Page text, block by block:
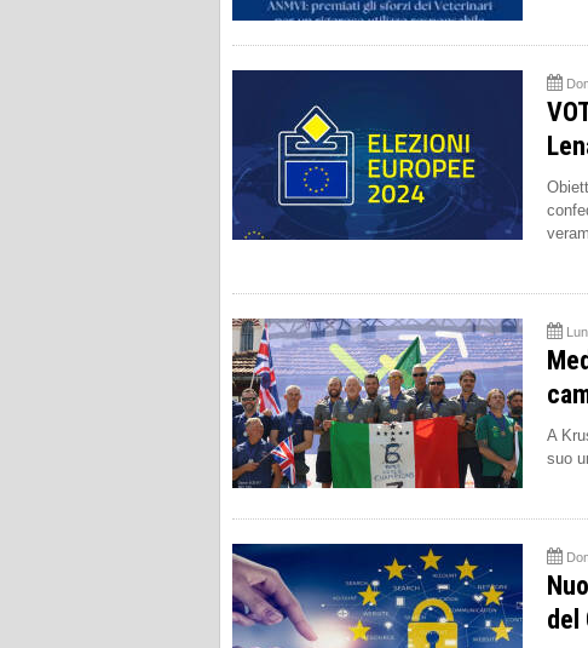
A
suo
del